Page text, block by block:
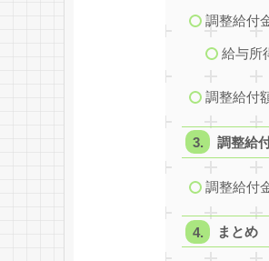
調整給付
給与所
調整給付
調整給
調整給付
まとめ